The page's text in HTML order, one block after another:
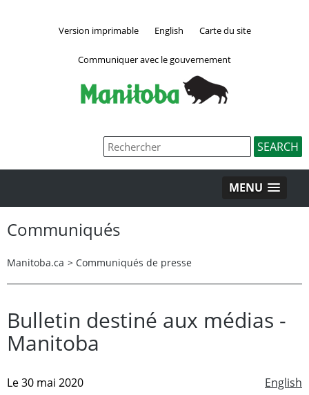
Version imprimable English Carte du site
Communiquer avec le gouvernement
MENU
Communiqués
Manitoba.ca > Communiqués de presse
Bulletin destiné aux médias -
Manitoba
English
Le 30 mai 2020